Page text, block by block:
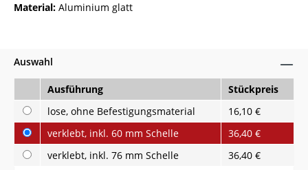
Material: Aluminium glatt
Auswahl
Ausführung
Stückpreis
lose, ohne Befestigungsmaterial
16,10 €
verklebt, inkl. 60 mm Schelle
36,40 €
verklebt, inkl. 76 mm Schelle
36,40 €